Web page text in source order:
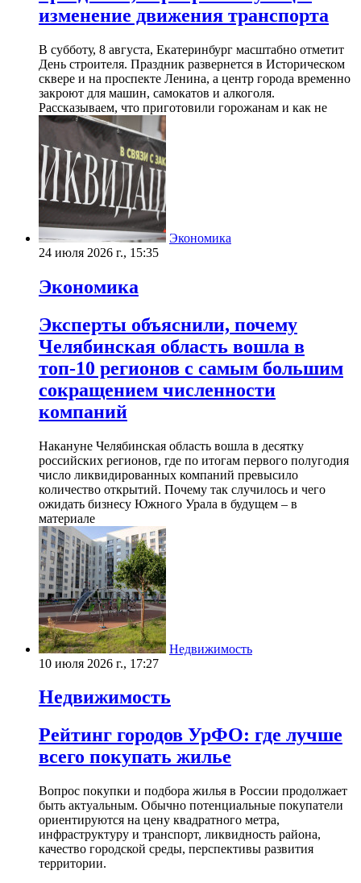
изменение движения транспорта
В субботу, 8 августа, Екатеринбург масштабно отметит
День строителя. Праздник развернется в Историческом
сквере и на проспекте Ленина, а центр города временно
закроют для машин, самокатов и алкоголя.
Рассказываем, что приготовили горожанам и как не
Экономика
24 июля 2026 г., 15:35
Экономика
Эксперты объяснили, почему
Челябинская область вошла в
топ-10 регионов с самым большим
сокращением численности
компаний
Накануне Челябинская область вошла в десятку
российских регионов, где по итогам первого полугодия
число ликвидированных компаний превысило
количество открытий. Почему так случилось и чего
ожидать бизнесу Южного Урала в будущем – в
материале
Недвижимость
10 июля 2026 г., 17:27
Недвижимость
Рейтинг городов УрФО: где лучше
всего покупать жилье
Вопрос покупки и подбора жилья в России продолжает
быть актуальным. Обычно потенциальные покупатели
ориентируются на цену квадратного метра,
инфраструктуру и транспорт, ликвидность района,
качество городской среды, перспективы развития
территории.